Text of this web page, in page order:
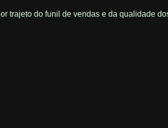
trajeto do funil de vendas e da qualidade